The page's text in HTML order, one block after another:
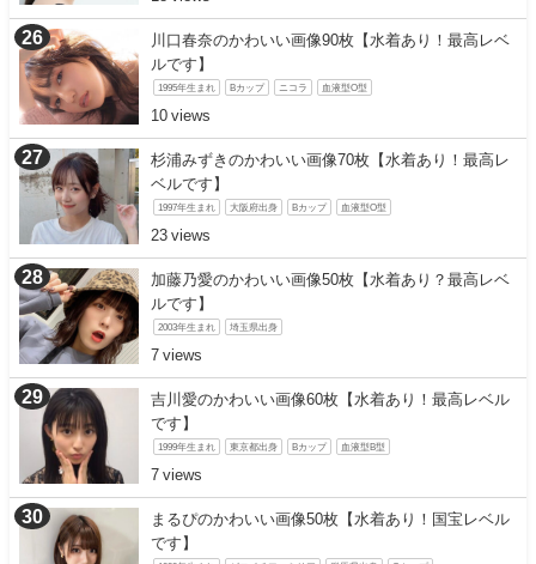
川口春奈のかわいい画像90枚【水着あり！最高レベ
ルです】
1995年生まれ Bカップ ニコラ 血液型O型
10
杉浦みずきのかわいい画像70枚【水着あり！最高レ
ベルです】
1997年生まれ 大阪府出身 Bカップ 血液型O型
23
加藤乃愛のかわいい画像50枚【水着あり？最高レベ
ルです】
2003年生まれ 埼玉県出身
7
吉川愛のかわいい画像60枚【水着あり！最高レベル
です】
1999年生まれ 東京都出身 Bカップ 血液型B型
7
まるぴのかわいい画像50枚【水着あり！国宝レベル
です】